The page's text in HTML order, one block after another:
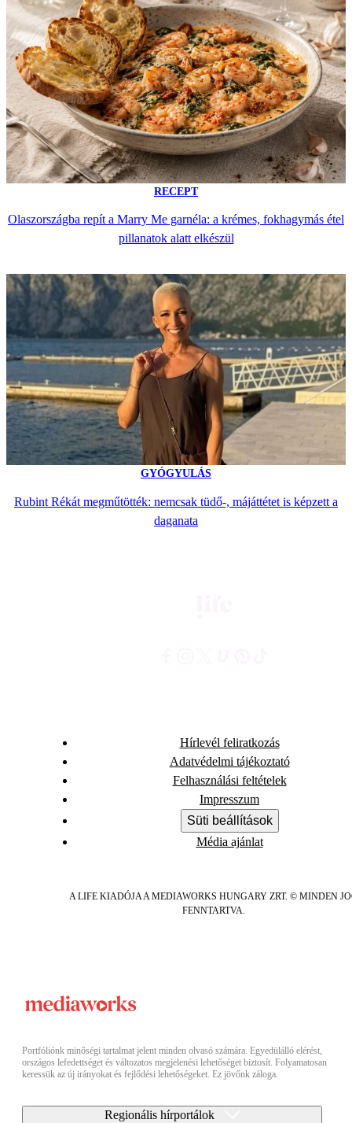
RECEPT
Olaszországba repít a Marry Me garnéla: a krémes, fokhagymás étel
pillanatok alatt elkészül
GYÓGYULÁS
Rubint Rékát megműtötték: nemcsak tüdő-, májáttétet is képzett a
daganata
Hírlevél feliratkozás
Adatvédelmi tájékoztató
Felhasználási feltételek
Impresszum
Süti beállítások
Média ajánlat
A LIFE KIADÓJA A MEDIAWORKS HUNGARY ZRT. © MINDEN
FENNTARTVA.
Portfóliónk minőségi tartalmat jelent minden olvasó számára. Egyedülálló elérést,
országos lefedettséget és változatos megjelenési lehetőséget biztosít. Folyamatosan
keressük az új irányokat és fejlődési lehetőségeket. Ez jövőnk záloga.
Regionális hírportálok